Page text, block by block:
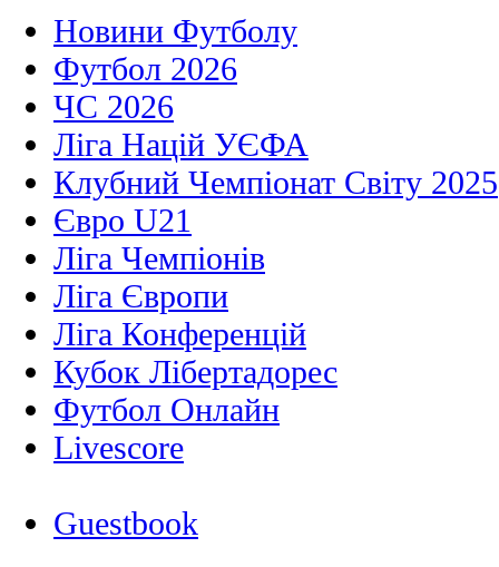
Новини Футболу
Футбол 2026
ЧС 2026
Ліга Націй УЄФА
Клубний Чемпіонат Світу 2025
Євро U21
Ліга Чемпіонів
Ліга Європи
Ліга Конференцій
Кубок Лібертадорес
Футбол Онлайн
Livescore
Guestbook